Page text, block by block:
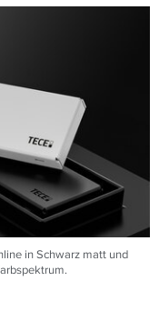
in Schwarz matt und